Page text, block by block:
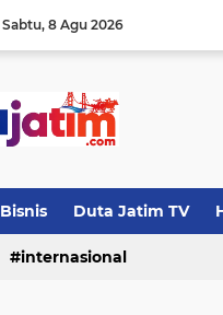
Sabtu 8 Agu 2026
Bisnis Duta Jatim TV
internasional